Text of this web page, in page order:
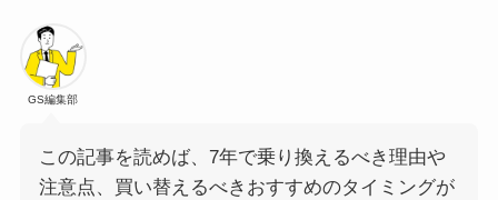
GS編集部
この記事を読めば、7年で乗り換えるべき理由や
注意点、買い替えるべきおすすめのタイミングが